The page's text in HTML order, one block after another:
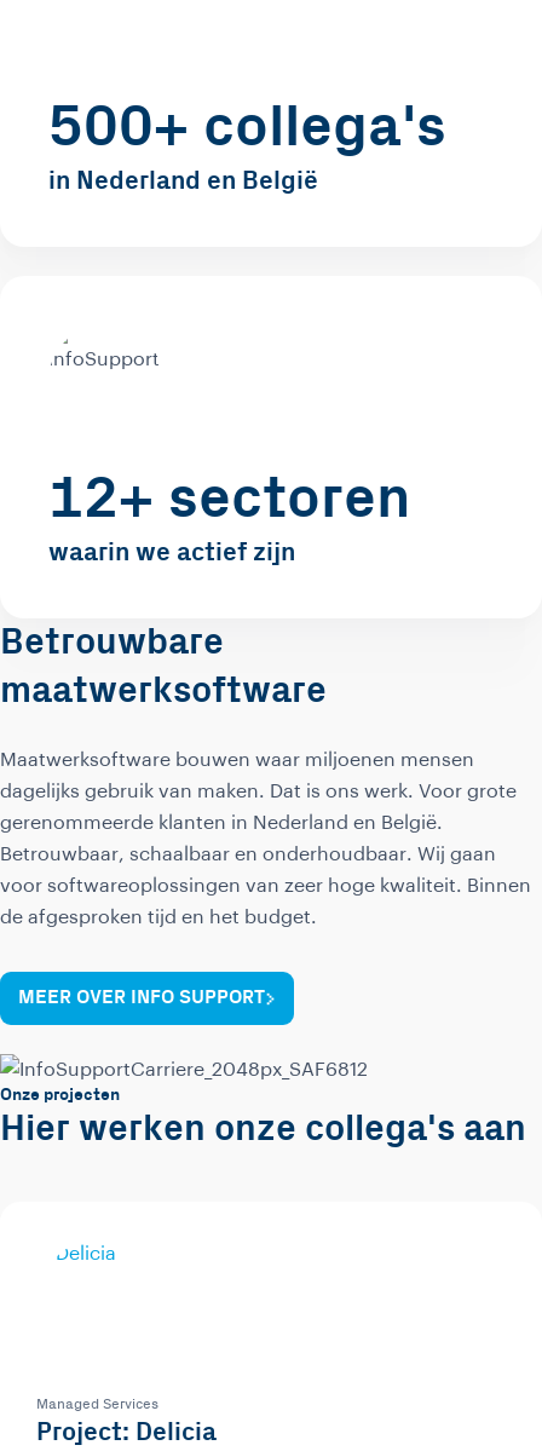
500+ collega's
in Nederland en België
12+ sectoren
waarin we actief zijn
Betrouwbare
maatwerksoftware
Maatwerksoftware bouwen waar miljoenen mensen
dagelijks gebruik van maken. Dat is ons werk. Voor grote
gerenommeerde klanten in Nederland en België.
Betrouwbaar, schaalbaar en onderhoudbaar. Wij gaan
voor softwareoplossingen van zeer hoge kwaliteit. Binnen
de afgesproken tijd en het budget.
MEER OVER INFO SUPPORT
Onze projecten
Hier werken onze collega's aan
Managed Services
Project: Delicia